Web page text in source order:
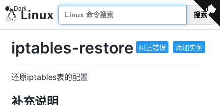
搜索
纠正错误 添加实例
iptables-restore
还原iptables表的配置
补充说明